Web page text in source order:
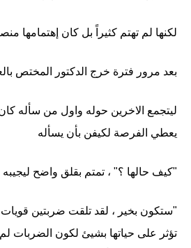
لكنها لم تهتم كثيراً بل كان إهتمامها
بعد مرور فترة خرج الدكتور المختص
ليتجمع الاخرين حوله واول من سأله
يعطي الفرصة لكيفن بأن يسأله
"كيف حالها ؟" ، تمتم بقلق واضح ليجيبه
"ستكون بخير ، لقد تلقت ضربتين قويات
تؤثر على حياتها بشيئ لكون الضربات